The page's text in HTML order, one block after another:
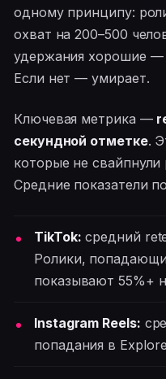
одному принципу:
охват на 200–500
удержания хорошие —
Если нет — умирает.
Ключевая метрика —
секундной отметке.
которые не
Средние показатели
TikTok: средний
Ролики,
показывают 55%+
Instagram Reels:
попадания в